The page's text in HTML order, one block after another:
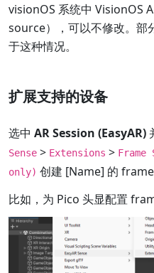
visionOS 系统中 VisionOS
source），可以不修改。部
于这种情况。
扩展支持的设备
选中 AR Session (EasyAR)
Sense > Extensions >
only) 创建 [Name] 的 frame
比如，为 Pico 头显配置